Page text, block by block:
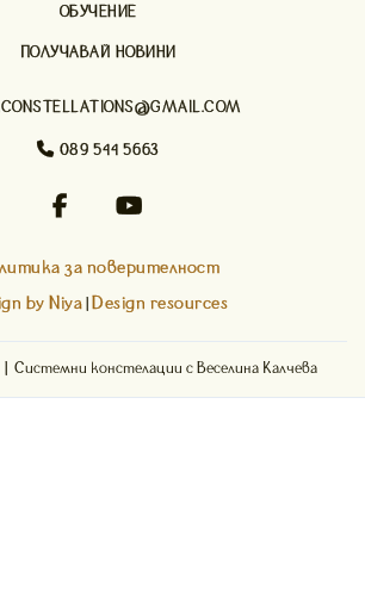
ОБУЧЕНИЕ
ПОЛУЧАВАЙ НОВИНИ
 089 544 5663
 
за поверителност
by Niya Design resources
Системни констелации с Веселина Калчева